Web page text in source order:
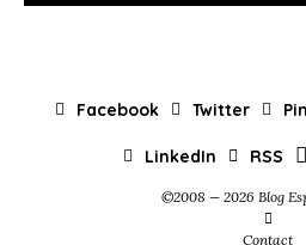
Facebook Twitter
LinkedIn RSS
©2008 — 2026 Blog
Contact